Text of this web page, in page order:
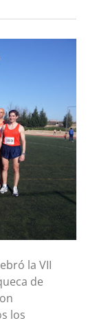
la VII
de
los